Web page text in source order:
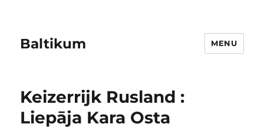
Baltikum MENU
Keizerrijk Rusland :
Liepāja Kara Osta